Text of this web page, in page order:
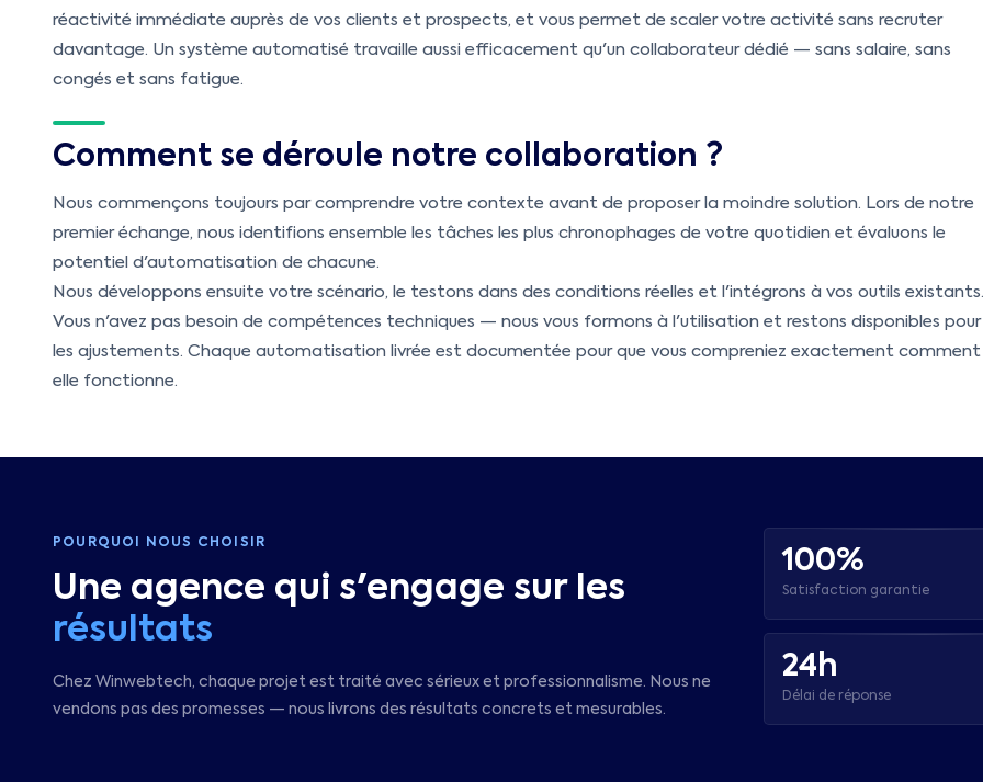
réactivité immédiate auprès de vos clients et prospects, et vous permet de scaler votre activité sans recruter
davantage. Un système automatisé travaille aussi efficacement qu'un collaborateur dédié — sans salaire, sans
congés et sans fatigue.
Comment se déroule notre collaboration ?
Nous commençons toujours par comprendre votre contexte avant de proposer la moindre solution. Lors de notre
premier échange, nous identifions ensemble les tâches les plus chronophages de votre quotidien et évaluons le
potentiel d'automatisation de chacune.
Nous développons ensuite votre scénario, le testons dans des conditions réelles et l'intégrons à vos outils existants.
Vous n'avez pas besoin de compétences techniques — nous vous formons à l'utilisation et restons disponibles pour
les ajustements. Chaque automatisation livrée est documentée pour que vous compreniez exactement comment
elle fonctionne.
POURQUOI NOUS CHOISIR
Une agence qui s'engage sur les
résultats
Chez Winwebtech, chaque projet est traité avec sérieux et professionnalisme. Nous ne
vendons pas des promesses — nous livrons des résultats concrets et mesurables.
100%
Satisfaction garantie
24h
Délai de réponse